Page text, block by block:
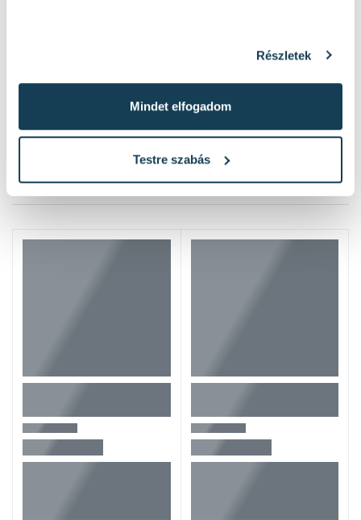
Részletek
Mindet elfogadom
Testre szabás
Hasonló termékek